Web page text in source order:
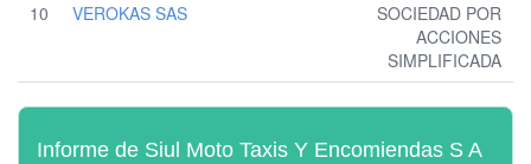
10
VEROKAS SAS
SOCIEDAD POR
ACCIONES
SIMPLIFICADA
Informe de Siul Moto Taxis Y Encomiendas S A